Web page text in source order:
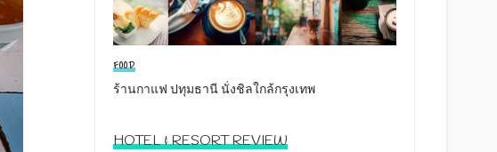
FOOD
ร้านกาแฟ ปทุมธานี นั่งชิลใกล้กรุงเทพ
HOTEL & RESORT REVIEW